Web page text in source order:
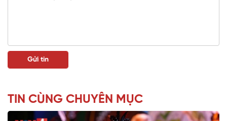
TIN CÙNG CHUYÊN MỤC